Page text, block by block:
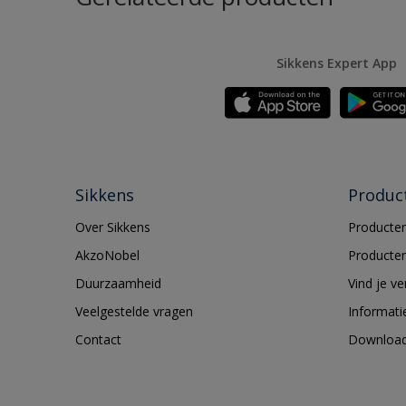
Sikkens Expert App
Sikkens
Over Sikkens
AkzoNobel
Duurzaamheid
Veelgestelde vragen
Contact
Vind je